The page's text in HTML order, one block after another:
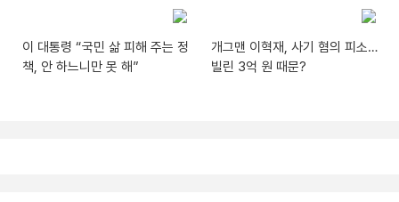
이 대통령 “국민 삶 피해 주는 정
책, 안 하느니만 못 해”
개그맨 이혁재, 사기 혐의 피소…
빌린 3억 원 때문?